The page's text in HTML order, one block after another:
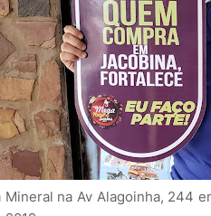
na Av Alagoinha, 244